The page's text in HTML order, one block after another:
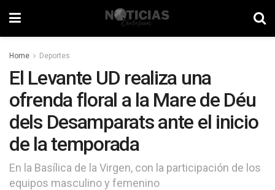
Home Deportes
El Levante UD realiza una
ofrenda floral a la Mare de Déu
dels Desamparats ante el inicio
de la temporada
En la Basílica de la Virgen, con la participación de los
equipos masculino y femenino